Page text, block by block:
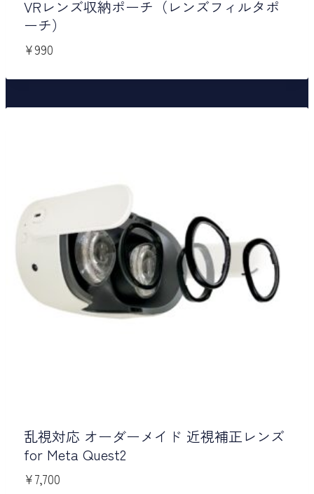
VRレンズ収納ポーチ（レンズフィルタポ
ーチ）
¥990
乱視対応 オーダーメイド 近視補正レンズ
for Meta Quest2
¥7,700